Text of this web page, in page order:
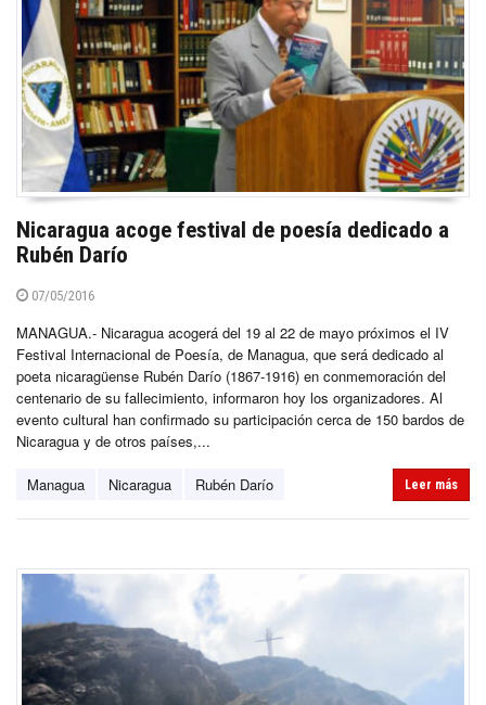
Nicaragua acoge festival de poesía dedicado a
Rubén Darío
07/05/2016
MANAGUA.- Nicaragua acogerá del 19 al 22 de mayo próximos el IV
Festival Internacional de Poesía, de Managua, que será dedicado al
poeta nicaragüense Rubén Darío (1867-1916) en conmemoración del
centenario de su fallecimiento, informaron hoy los organizadores. Al
evento cultural han confirmado su participación cerca de 150 bardos de
Nicaragua y de otros países,...
Managua Nicaragua Rubén Darío Leer más